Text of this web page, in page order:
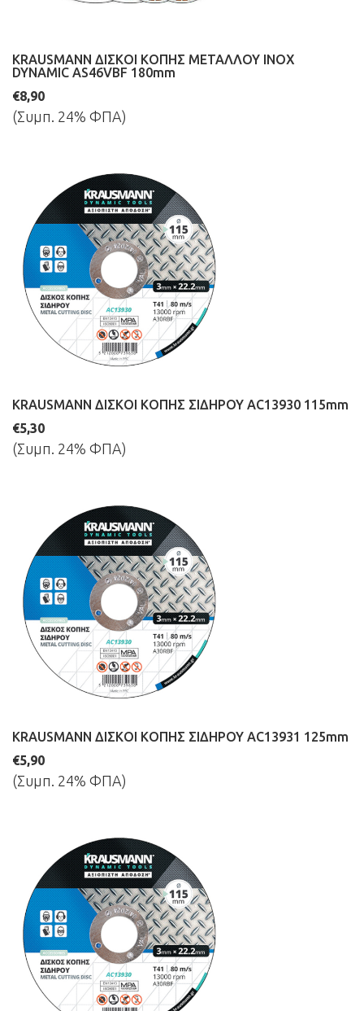
KRAUSMANN ΔΙΣΚΟΙ ΚΟΠΗΣ ΜΕΤΑΛΛΟΥ INOX
DYNAMIC AS46VBF 180mm
€8,90
(Συμπ. 24% ΦΠΑ)
KRAUSMANN ΔΙΣΚΟΙ ΚΟΠΗΣ ΣΙΔΗΡΟΥ AC13930 115mm
€5,30
(Συμπ. 24% ΦΠΑ)
KRAUSMANN ΔΙΣΚΟΙ ΚΟΠΗΣ ΣΙΔΗΡΟΥ AC13931 125mm
€5,90
(Συμπ. 24% ΦΠΑ)